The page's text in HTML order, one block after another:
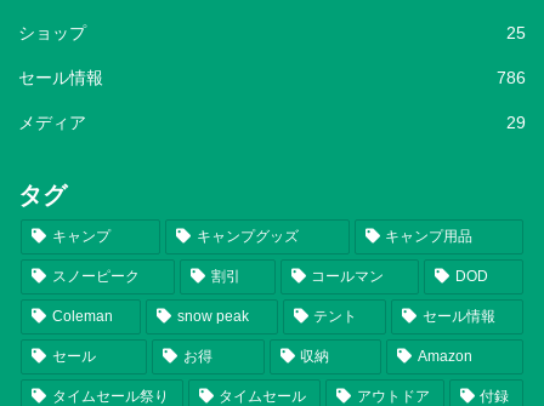
ショップ 25
セール情報 786
メディア 29
タグ
キャンプ キャンプグッズ キャンプ用品
スノーピーク 割引 コールマン DOD
Coleman snow peak テント セール情報
セール お得 収納 Amazon
タイムセール祭り タイムセール アウトドア 付録